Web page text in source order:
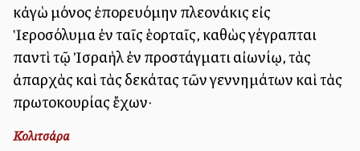
κἀγὼ μόνος ἐπορευόμην πλεονάκις εἰς
Ἱεροσόλυμα ἐν ταῖς ἑορταῖς, καθὼς γέγραπται
παντὶ τῷ Ἰσραὴλ ἐν προστάγματι αἰωνίῳ, τὰς
ἀπαρχὰς καὶ τὰς δεκάτας τῶν γεννημάτων καὶ τὰς
πρωτοκουρίας ἔχων·
Κολιτσάρα